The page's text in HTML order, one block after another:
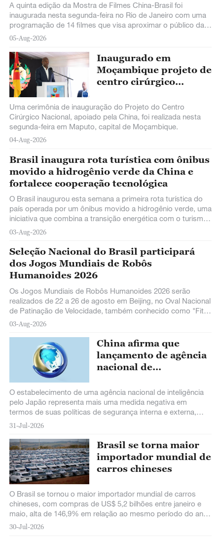
A quinta edição da Mostra de Filmes China-Brasil foi
inaugurada nesta segunda-feira no Rio de Janeiro com uma
programação de 14 filmes que visa aproximar o público das
culturas de ambos os países, como parte do Ano Cultural
China-Brasil.
05-Aug-2026
Inaugurado em
Moçambique projeto de
centro cirúrgico
China
Uma cerimônia de inauguração do Projeto do Centro
Cirúrgico Nacional, apoiado pela China, foi realizada nesta
segunda-feira em Maputo, capital de Moçambique.
04-Aug-2026
Brasil inaugura rota turística com ônibus
movido a hidrogênio verde da China e
fortalece cooperação tecnológica
O Brasil inaugurou esta semana a primeira rota turística do
país operada por um ônibus movido a hidrogênio verde, uma
iniciativa que combina a transição energética com o turismo
sustentável e destaca o crescente papel da China como
fornecedora de tecnologias de mobilidade limpa para o
mercado brasileiro.
03-Aug-2026
Seleção Nacional do Brasil participará
dos Jogos Mundiais de Robôs
Humanoides 2026
Os Jogos Mundiais de Robôs Humanoides 2026 serão
realizados de 22 a 26 de agosto em Beijing, no Oval Nacional
de Patinação de Velocidade, também conhecido como "Fita
de Gelo".
03-Aug-2026
China afirma que
lançamento de agência
nacional de
é outra medida
negativa nas políticas
de segurança
O estabelecimento de uma agência nacional de inteligência
pelo Japão representa mais uma medida negativa em
termos de suas políticas de segurança interna e externa,
disse a porta-voz do Ministério
31-Jul-2026
Brasil se torna maior
importador mundial de
carros chineses
O Brasil se tornou o maior importador mundial de carros
chineses, com compras de US$ 5,2 bilhões entre janeiro e
maio, alta de 146,9% em relação ao mesmo período do ano
passado, segundo reportagem publicada nesta terça-feira
30-Jul-2026